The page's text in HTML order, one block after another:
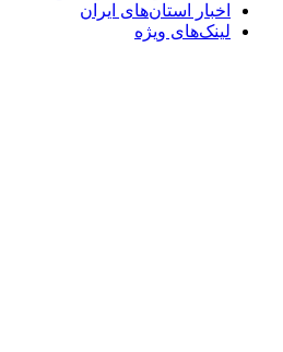
اخبار استان‌های ایران
لینک‌های ویژه